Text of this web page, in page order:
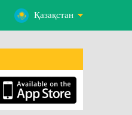
Қазақстан